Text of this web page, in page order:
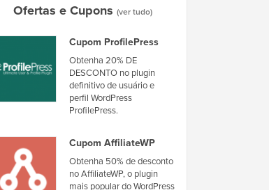
Ofertas e Cupons (ver tudo)
Cupom ProfilePress
Obtenha 20% DE
DESCONTO no plugin
definitivo de usuário e
perfil WordPress
ProfilePress.
Cupom AffiliateWP
Obtenha 50% de desconto
no AffiliateWP, o plugin
mais popular do WordPress